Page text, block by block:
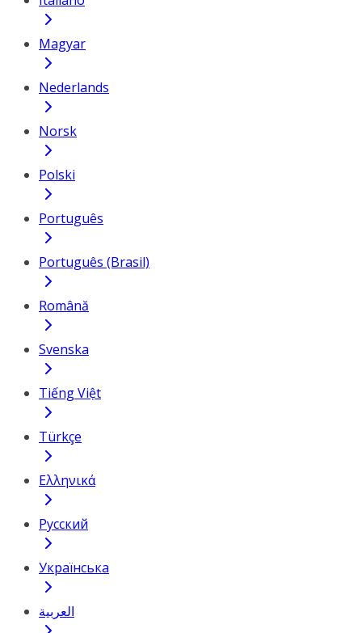
Magyar
Nederlands
Norsk
Polski
Português
Português (Brasil)
Română
Svenska
Tiếng Việt
Türkçe
Ελληνικά
Русский
Українська
العربية